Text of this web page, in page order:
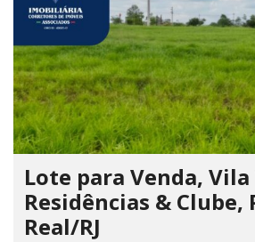
Lote para Venda,
Residências & Clube,
Real/RJ